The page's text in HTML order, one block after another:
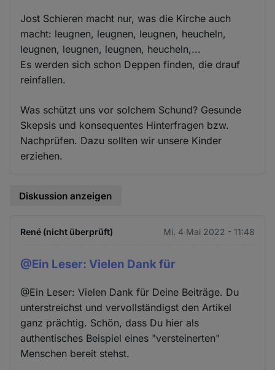
Jost Schieren macht nur, was die Kirche auch
macht: leugnen, leugnen, leugnen, heucheln,
leugnen, leugnen, leugnen, heucheln,...
Es werden sich schon Deppen finden, die drauf
reinfallen.
Was schützt uns vor solchem Schund? Gesunde
Skepsis und konsequentes Hinterfragen bzw.
Nachprüfen. Dazu sollten wir unsere Kinder
erziehen.
Diskussion anzeigen
René (nicht überprüft) Mi. 4 Mai 2022 - 11:48
@Ein Leser: Vielen Dank für
@Ein Leser: Vielen Dank für Deine Beiträge. Du
unterstreichst und vervollständigst den Artikel
ganz prächtig. Schön, dass Du hier als
authentisches Beispiel eines "versteinerten"
Menschen bereit stehst.